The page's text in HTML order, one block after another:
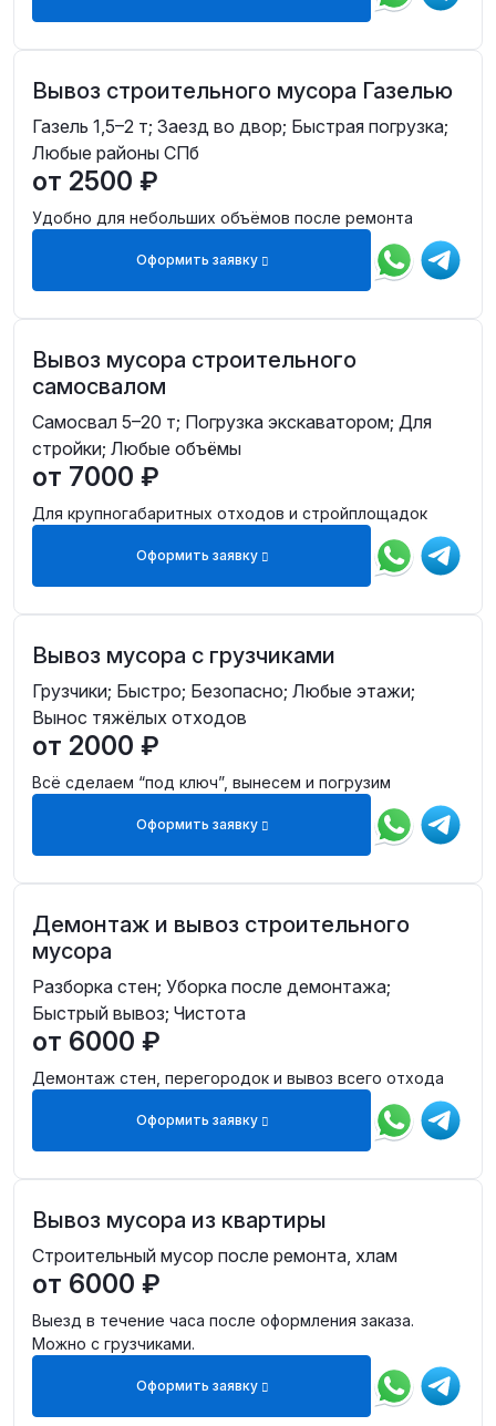
Вывоз строительного мусора Газелью
Газель 1,5–2 т; Заезд во двор; Быстрая погрузка;
Любые районы СПб
от 2500 ₽
Удобно для небольших объёмов после ремонта
Оформить заявку
Вывоз мусора строительного
самосвалом
Самосвал 5–20 т; Погрузка экскаватором; Для
стройки; Любые объёмы
от 7000 ₽
Для крупногабаритных отходов и стройплощадок
Оформить заявку
Вывоз мусора с грузчиками
Грузчики; Быстро; Безопасно; Любые этажи;
Вынос тяжёлых отходов
от 2000 ₽
Всё сделаем “под ключ”, вынесем и погрузим
Оформить заявку
Демонтаж и вывоз строительного
мусора
Разборка стен; Уборка после демонтажа;
Быстрый вывоз; Чистота
от 6000 ₽
Демонтаж стен, перегородок и вывоз всего отхода
Оформить заявку
Вывоз мусора из квартиры
Строительный мусор после ремонта, хлам
от 6000 ₽
Выезд в течение часа после оформления заказа.
Можно с грузчиками.
Оформить заявку